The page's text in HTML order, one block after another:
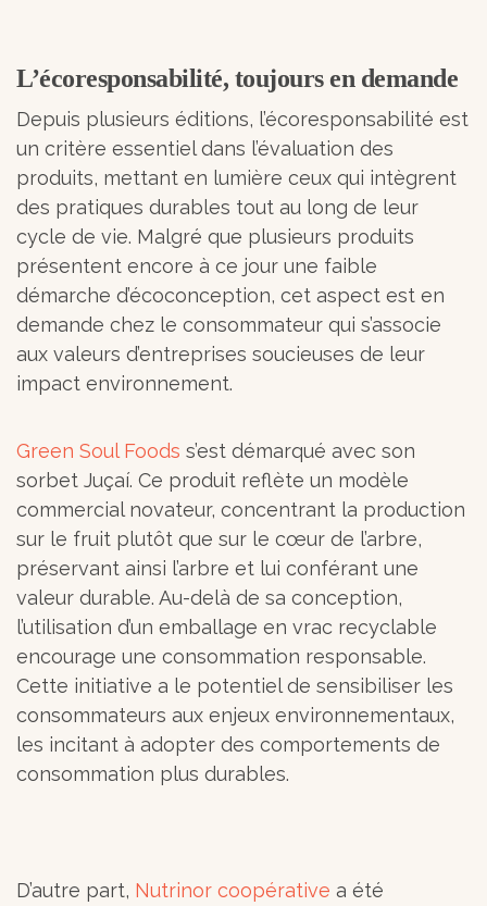
L’écoresponsabilité, toujours en demande
Depuis plusieurs éditions, l’écoresponsabilité est
un critère essentiel dans l’évaluation des
produits, mettant en lumière ceux qui intègrent
des pratiques durables tout au long de leur
cycle de vie. Malgré que plusieurs produits
présentent encore à ce jour une faible
démarche d’écoconception, cet aspect est en
demande chez le consommateur qui s’associe
aux valeurs d’entreprises soucieuses de leur
impact environnement.
Green Soul Foods s’est démarqué avec son
sorbet Juçaí. Ce produit reflète un modèle
commercial novateur, concentrant la production
sur le fruit plutôt que sur le cœur de l’arbre,
préservant ainsi l’arbre et lui conférant une
valeur durable. Au-delà de sa conception,
l’utilisation d’un emballage en vrac recyclable
encourage une consommation responsable.
Cette initiative a le potentiel de sensibiliser les
consommateurs aux enjeux environnementaux,
les incitant à adopter des comportements de
consommation plus durables.
D’autre part, Nutrinor coopérative a été